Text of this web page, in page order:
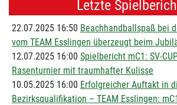
Letzte
22.07.2025 16:50 Beachhandballspaß bei
vom TEAM Esslingen überzeugt beim
12.07.2025 16:00 Spielbericht mC1: SV-
Rasenturnier mit traumhafter Kulisse
10.05.2025 16:00 Erfolgreicher Auftakt in
Bezirksqualifikation – TEAM Esslingen: